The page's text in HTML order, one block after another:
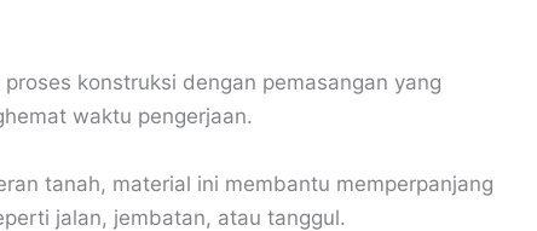
konstruksi dengan pemasangan yang
waktu pengerjaan.
tanah, material ini membantu memperpanjang
jalan, jembatan, atau tanggul.